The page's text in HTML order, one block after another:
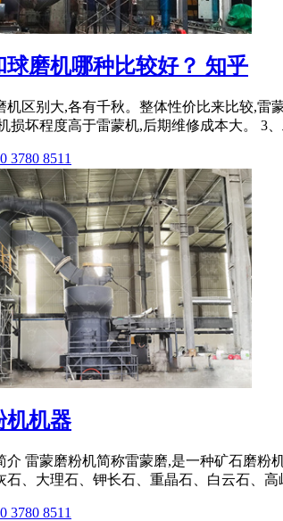
球磨机哪种比较好？ 知乎
机区别大,各有千秋。整体性价比来比较,雷
损坏程度高于雷蒙机,后期维修成本大。 3、
3780 8511
机机器
介 雷蒙磨粉机简称雷蒙磨,是一种矿石磨粉
石、大理石、钾长石、重晶石、白云石、
3780 8511